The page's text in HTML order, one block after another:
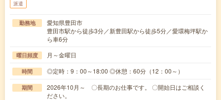
派遣
勤務地
愛知県豊田市
豊田市駅から徒歩3分／新豊田駅から徒歩5分／愛環梅坪駅か
ら車6分
曜日頻度 月～金曜日
時間 ◎定時：9：00～18:00 ◎休憩：60分（12：00～）
期間
2026年10月～ 〇長期のお仕事です。 〇開始日はご相談く
ださい。